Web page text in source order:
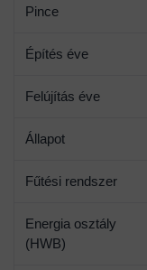
Pince
Építés éve
Felújítás éve
Állapot
Fűtési rendszer
Energia osztály
(HWB)